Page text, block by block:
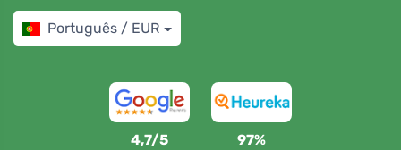
Português / EUR
4,7/5 97%